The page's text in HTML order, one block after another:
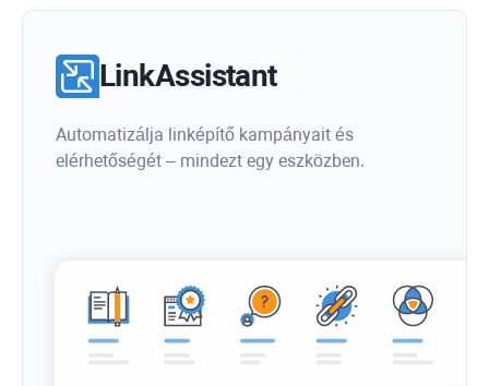
LinkAssistant
Automatizálja linképítő kampányait és
elérhetőségét – mindezt egy eszközben.